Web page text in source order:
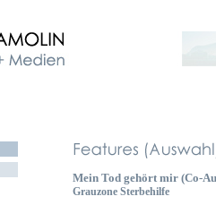
Mein Tod gehört mir (Co-
Grauzone Sterbehilfe